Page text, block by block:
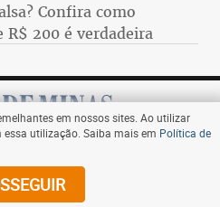
Confira como
R$ 200 é verdadeira
Assine
em nossos sites. Ao utilizar
utilização. Saiba mais em Política de